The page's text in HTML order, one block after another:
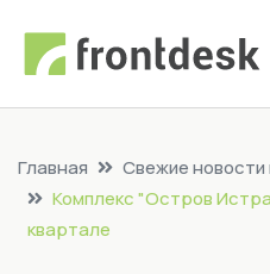
Главная
Свежие новости
Комплекс "Остров
квартале